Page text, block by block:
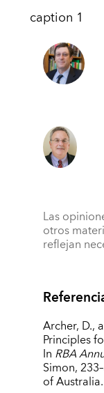
caption 1
Las
otros
reflejan
Archer, D.,
Principles
In RBA
Simon,
of Australia.